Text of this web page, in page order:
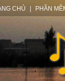
CHỦ PHẦN